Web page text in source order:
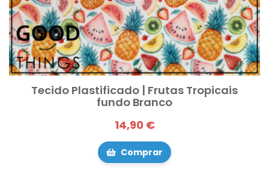
Tecido Plastificado | Frutas Tropicais
fundo Branco
14,90 €
Comprar